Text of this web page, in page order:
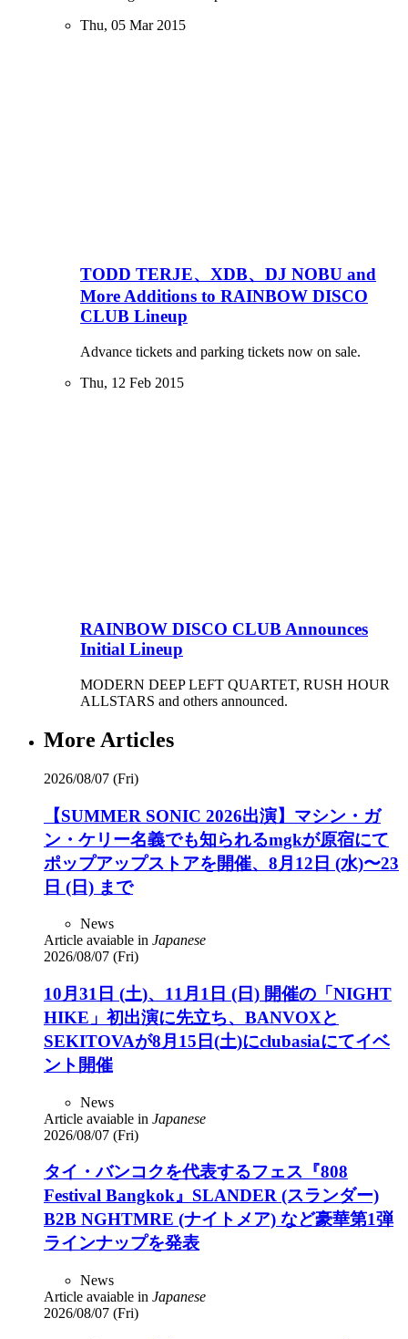
Thu, 05 Mar 2015
TODD TERJE、XDB、DJ NOBU and
More Additions to RAINBOW DISCO
CLUB Lineup
Advance tickets and parking tickets now on sale.
Thu, 12 Feb 2015
RAINBOW DISCO CLUB Announces
Initial Lineup
MODERN DEEP LEFT QUARTET, RUSH HOUR
ALLSTARS and others announced.
More Articles
2026/08/07 (Fri)
【SUMMER SONIC 2026出演】マシン・ガ
ン・ケリー名義でも知られるmgkが原宿にて
ポップアップストアを開催、8月12日 (水)〜23
日 (日) まで
News
Article avaiable in Japanese
2026/08/07 (Fri)
10月31日 (土)、11月1日 (日) 開催の「NIGHT
HIKE」初出演に先立ち、BANVOXと
SEKITOVAが8月15日(土)にclubasiaにてイベ
ント開催
News
Article avaiable in Japanese
2026/08/07 (Fri)
タイ・バンコクを代表するフェス『808
Festival Bangkok』SLANDER (スランダー)
B2B NGHTMRE (ナイトメア) など豪華第1弾
ラインナップを発表
News
Article avaiable in Japanese
2026/08/07 (Fri)